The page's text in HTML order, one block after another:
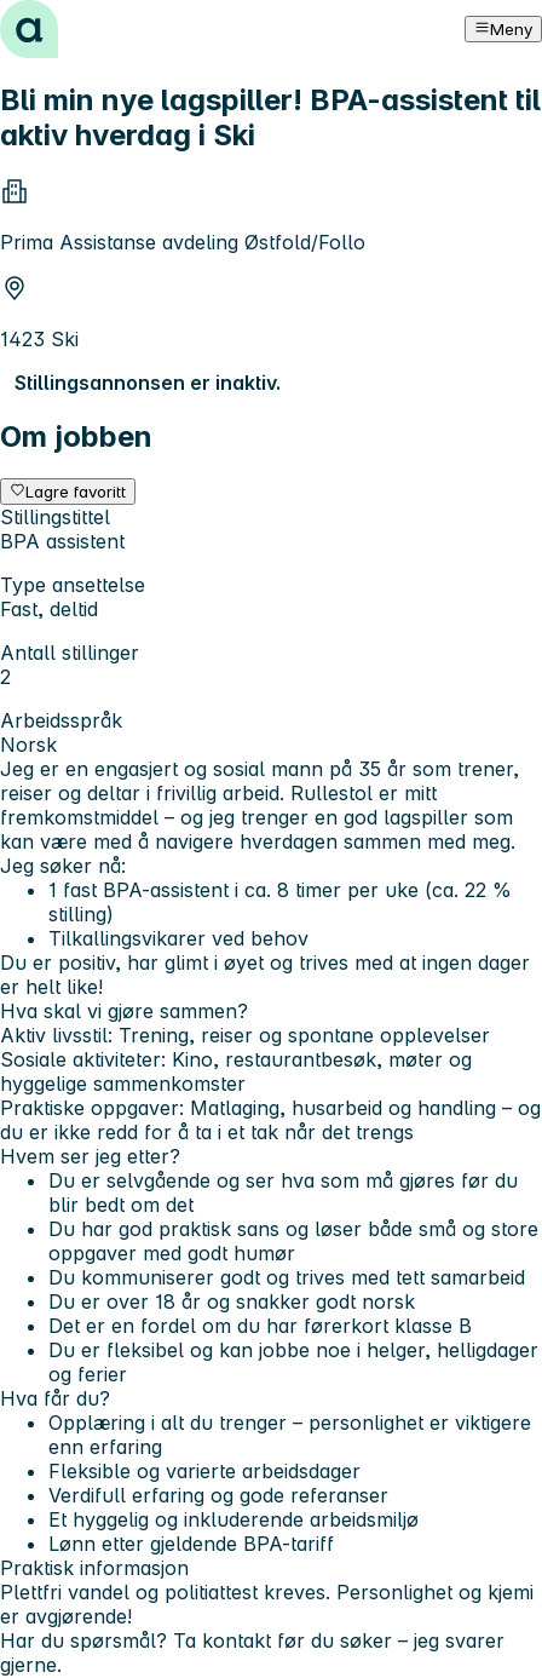
Hopp til innhold Meny
Bli min nye lagspiller! BPA-assistent til
aktiv hverdag i Ski
Prima Assistanse avdeling Østfold/Follo
1423 Ski
Stillingsannonsen er inaktiv.
Om jobben
Lagre favoritt
Stillingstittel
BPA assistent
Type ansettelse
Fast, deltid
Antall stillinger
2
Arbeidsspråk
Norsk
Jeg er en engasjert og sosial mann på 35 år som trener,
reiser og deltar i frivillig arbeid. Rullestol er mitt
fremkomstmiddel – og jeg trenger en god lagspiller som
kan være med å navigere hverdagen sammen med meg.
Jeg søker nå:
1 fast BPA-assistent i ca. 8 timer per uke (ca. 22 %
stilling)
Tilkallingsvikarer ved behov
Du er positiv, har glimt i øyet og trives med at ingen dager
er helt like!
Hva skal vi gjøre sammen?
Aktiv livsstil: Trening, reiser og spontane opplevelser
Sosiale aktiviteter: Kino, restaurantbesøk, møter og
hyggelige sammenkomster
Praktiske oppgaver: Matlaging, husarbeid og handling – og
du er ikke redd for å ta i et tak når det trengs
Hvem ser jeg etter?
Du er selvgående og ser hva som må gjøres før du
blir bedt om det
Du har god praktisk sans og løser både små og store
oppgaver med godt humør
Du kommuniserer godt og trives med tett samarbeid
Du er over 18 år og snakker godt norsk
Det er en fordel om du har førerkort klasse B
Du er fleksibel og kan jobbe noe i helger, helligdager
og ferier
Hva får du?
Opplæring i alt du trenger – personlighet er viktigere
enn erfaring
Fleksible og varierte arbeidsdager
Verdifull erfaring og gode referanser
Et hyggelig og inkluderende arbeidsmiljø
Lønn etter gjeldende BPA-tariff
Praktisk informasjon
Plettfri vandel og politiattest kreves. Personlighet og kjemi
er avgjørende!
Har du spørsmål? Ta kontakt før du søker – jeg svarer
gjerne.